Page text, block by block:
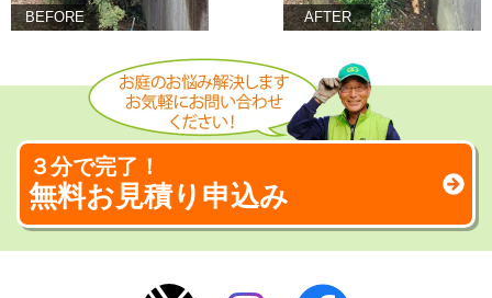
BEFORE AFTER
３分で完了！
無料お見積り申込み